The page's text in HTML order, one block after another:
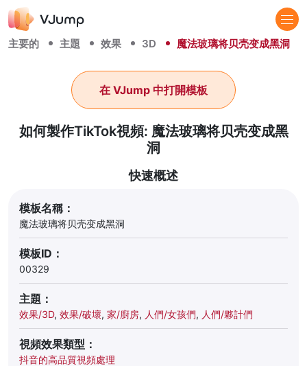
主要的 主題 效果 3D 魔法玻璃将贝壳变成黑洞
如何製作TikTok視頻: 魔法玻璃将贝壳变成黑
洞
在 VJump 中打開模板
快速概述
模板名稱：
魔法玻璃将贝壳变成黑洞
模板ID：
00329
主題：
效果/3D, 效果/破壞, 家/廚房, 人們/女孩們, 人們/夥計們
視頻效果類型：
抖音的高品質視頻處理